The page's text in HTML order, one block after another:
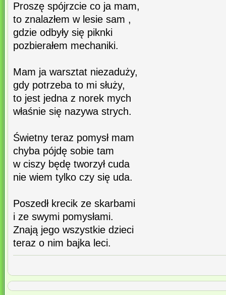
Proszę spójrzcie co ja mam,
to znalazłem w lesie sam ,
gdzie odbyły się piknki
pozbierałem mechaniki.
Mam ja warsztat niezaduży,
gdy potrzeba to mi służy,
to jest jedna z norek mych
właśnie się nazywa strych.
Świetny teraz pomysł mam
chyba pójdę sobie tam
w ciszy będę tworzył cuda
nie wiem tylko czy się uda.
Poszedł krecik ze skarbami
i ze swymi pomysłami.
Znają jego wszystkie dzieci
teraz o nim bajka leci.